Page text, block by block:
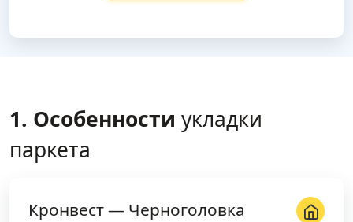
1. Особенности укладки
паркета
Кронвест — Черноголовка